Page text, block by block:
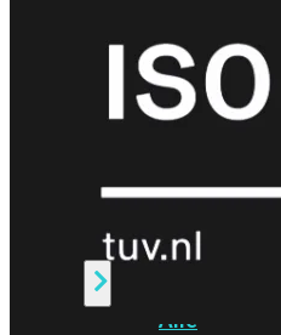
61F
FortiWiFi
70G FortiWiFi
71G
FortiWiFi
Licentie
Alle